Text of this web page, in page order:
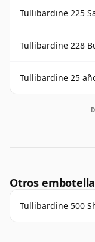
Tullibardine 225
Tullibardine 228
Tullibardine 25
Otros
Tullibardine 500